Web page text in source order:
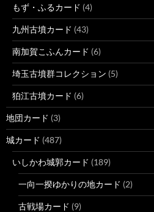
もず・ふるカード (4)
九州古墳カード (43)
南加賀こふんカード (6)
埼玉古墳群コレクション (5)
狛江古墳カード (6)
地団カード (3)
城カード (487)
いしかわ城郭カード (189)
一向一揆ゆかりの地カード (2)
古戦場カード (9)